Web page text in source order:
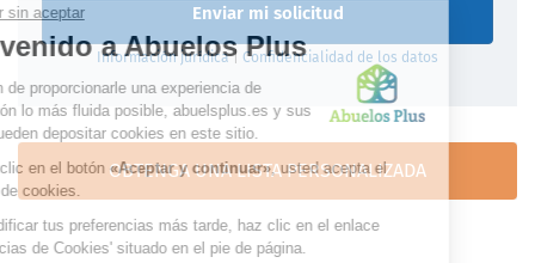
Enviar mi solicitud
Información jurídica| Confidencialidad de los datos
OBTENGA UNA LISTA PERSONALIZADA